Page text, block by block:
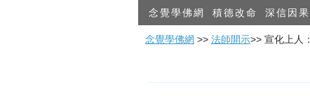
念覺學佛網 積德改命 深信因果
念覺學佛網 >> 法師開示>> 宣化上人